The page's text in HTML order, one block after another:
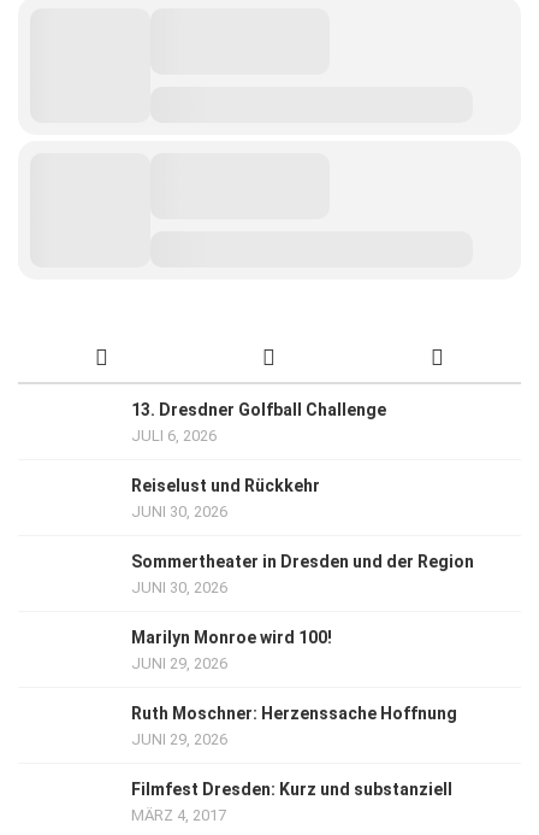
13. Dresdner Golfball Challenge
JULI 6, 2026
Reiselust und Rückkehr
JUNI 30, 2026
Sommertheater in Dresden und der Region
JUNI 30, 2026
Marilyn Monroe wird 100!
JUNI 29, 2026
Ruth Moschner: Herzenssache Hoffnung
JUNI 29, 2026
Filmfest Dresden: Kurz und substanziell
MÄRZ 4, 2017